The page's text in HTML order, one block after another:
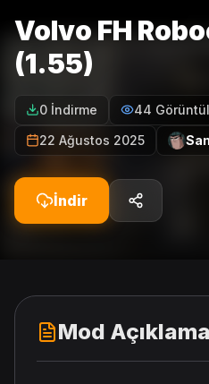
Volvo FH
(1.55)
0 İndirme
44
22 Ağustos 2025
İndir
Mod